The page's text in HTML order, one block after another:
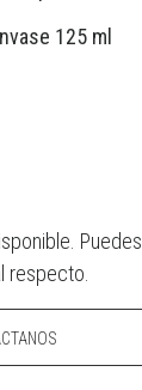
125 ml
Puedes
respecto.